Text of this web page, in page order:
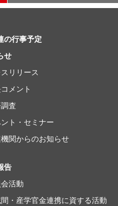
の行事予定
せ
リリース
メント
査
ト・セミナー
関からのお知らせ
告
活動
・産学官金連携に資する活動